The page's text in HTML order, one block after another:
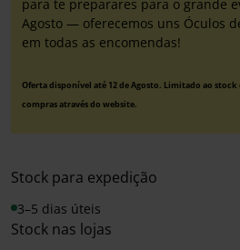
para te preparares para o grande
Agosto — oferecemos uns Óculos
em todas as encomendas!
Oferta disponível até 12 de Agosto. Limitado ao
compras através do website.
Stock para expedição
3–5 dias úteis
Stock nas lojas